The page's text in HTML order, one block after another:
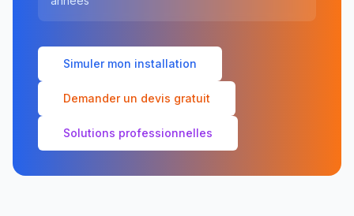
Simuler mon installation
Demander un devis gratuit
Solutions professionnelles